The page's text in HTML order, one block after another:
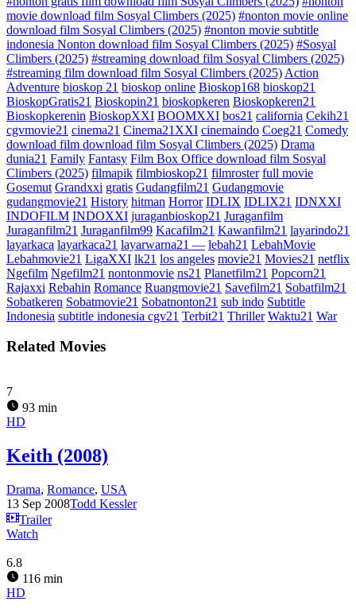
movie download film Sosyal Climbers (2025) #nonton movie online
download film Sosyal Climbers (2025) #nonton movie subtitle
indonesia Nonton download film Sosyal Climbers (2025) #Sosyal
Climbers (2025) #streaming download film Sosyal Climbers (2025)
#streaming film download film Sosyal Climbers (2025) Action
Adventure bioskop 21 bioskop online Bioskop168 bioskop21
BioskopGratis21 Bioskopin21 bioskopkeren Bioskopkeren21
Bioskopkerenin BioskopXXI BOOMXXI bos21 california Cekih21
cgvmovie21 cinema21 Cinema21XXI cinemaindo Coeg21 Comedy
download film download film Sosyal Climbers (2025) Drama
dunia21 Family Fantasy Film Box Office download film Sosyal
Climbers (2025) filmapik filmbioskop21 filmroster full movie
Gosemut Grandxxi gratis Gudangfilm21 Gudangmovie
gudangmovie21 History hitman Horror IDLIX IDLIX21 IDNXXI
INDOFILM INDOXXI juraganbioskop21 Juraganfilm
Juraganfilm21 Juraganfilm99 Kacafilm21 Kawanfilm21 layarindo21
layarkaca layarkaca21 layarwarna21 — lebah21 LebahMovie
Lebahmovie21 LigaXXI lk21 los angeles movie21 Movies21 netflix
Ngefilm Ngefilm21 nontonmovie ns21 Planetfilm21 Popcorn21
Rajaxxi Rebahin Romance Ruangmovie21 Savefilm21 Sobatfilm21
Sobatkeren Sobatmovie21 Sobatnonton21 sub indo Subtitle
Indonesia subtitle indonesia cgv21 Terbit21 Thriller Waktu21 War
Related Movies
7
93 min
HD
Keith (2008)
Drama, Romance, USA
13 Sep 2008Todd Kessler
Trailer
Watch
6.8
116 min
HD